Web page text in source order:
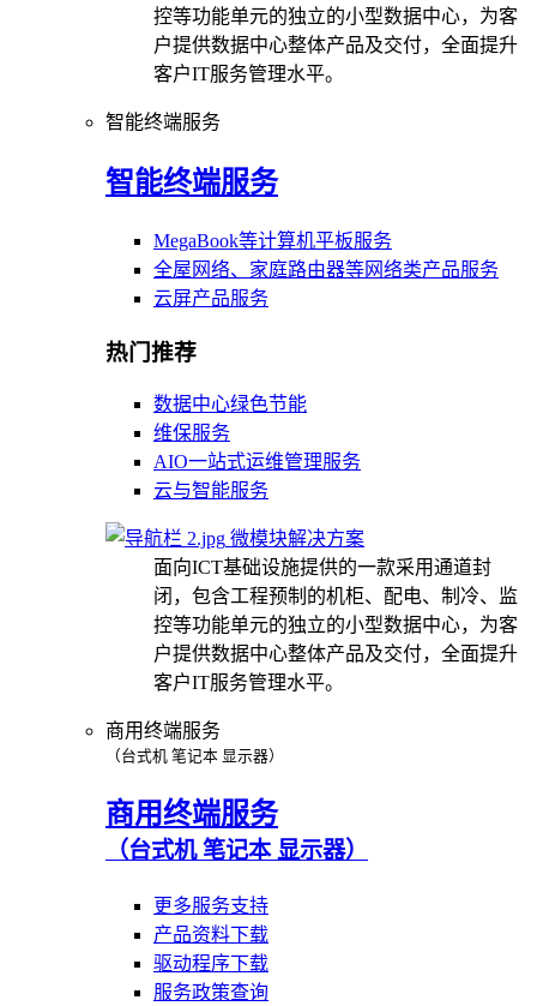
控等功能单元的独立的小型数据中心，为客
户提供数据中心整体产品及交付，全面提升
客户IT服务管理水平。
智能终端服务
智能终端服务
MegaBook等计算机平板服务
全屋网络、家庭路由器等网络类产品服务
云屏产品服务
热门推荐
数据中心绿色节能
维保服务
AIO一站式运维管理服务
云与智能服务
微模块解决方案
面向ICT基础设施提供的一款采用通道封
闭，包含工程预制的机柜、配电、制冷、监
控等功能单元的独立的小型数据中心，为客
户提供数据中心整体产品及交付，全面提升
客户IT服务管理水平。
商用终端服务
（台式机 笔记本 显示器）
商用终端服务
（台式机 笔记本 显示器）
更多服务支持
产品资料下载
驱动程序下载
服务政策查询